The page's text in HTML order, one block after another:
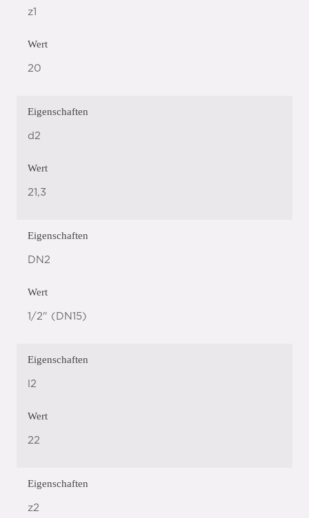
z1
Wert
20
Eigenschaften
d2
Wert
21,3
Eigenschaften
DN2
Wert
1/2" (DN15)
Eigenschaften
l2
Wert
22
Eigenschaften
z2